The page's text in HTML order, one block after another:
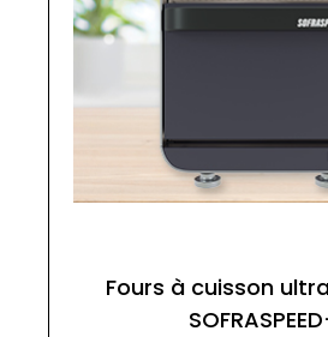
Fours à cuisson